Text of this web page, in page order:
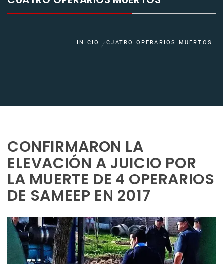
INICIO CUATRO OPERARIOS MUERTOS
CONFIRMARON LA
ELEVACIÓN A JUICIO POR
LA MUERTE DE 4 OPERARIOS
DE SAMEEP EN 2017